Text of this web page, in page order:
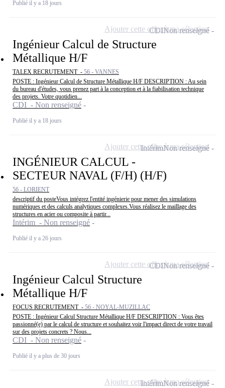
Publié il y a 18 jours
Ingénieur Calcul de Structure
Métallique H/F
TALEX RECRUTEMENT - 56 - VANNES
POSTE : Ingénieur Calcul de Structure Métallique H/F DESCRIPTION : Au sein
du bureau d'études, vous prenez part à la conception et à la fiabilisation technique
des projets. Votre quotidien...
CDI - Non renseigné
Publié il y a 18 jours
CDINon renseigné
Ajouter cette offre à ma sélection
INGÉNIEUR CALCUL -
SECTEUR NAVAL (F/H) (H/F)
56 - LORIENT
descriptif du posteVous intégrez l'entité ingénierie pour mener des simulations
numériques et des calculs analytiques complexes.Vous réalisez le maillage des
structures en acier ou composite à partir...
Intérim - Non renseigné
Publié il y a 26 jours
IntérimNon renseigné
Ajouter cette offre à ma sélection
Ingénieur Calcul Structure
Métallique H/F
FOCUS RECRUTEMENT - 56 - NOYAL-MUZILLAC
POSTE : Ingénieur Calcul Structure Métallique H/F DESCRIPTION : Vous êtes
passionné(e) par le calcul de structure et souhaitez voir l'impact direct de votre travail
sur des projets concrets ? Nous...
CDI - Non renseigné
Publié il y a plus de 30 jours
CDINon renseigné
Ajouter cette offre à ma sélection
IntérimNon renseigné
Ajouter cette offre à ma sélection